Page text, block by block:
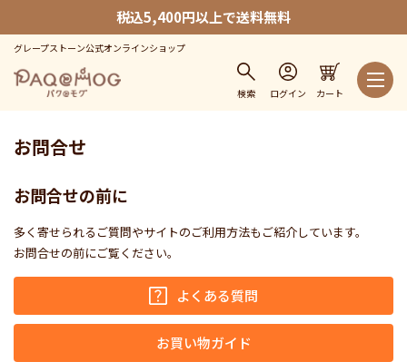
税込5,400円以上で送料無料
グレープストーン公式オンラインショップ
検索 ログイン カート
お問合せ
お問合せの前に
多く寄せられるご質問やサイトのご利用方法もご紹介しています。
お問合せの前にご覧ください。
よくある質問
お買い物ガイド